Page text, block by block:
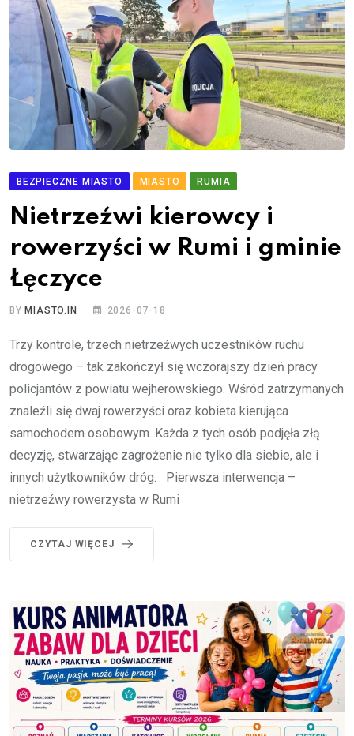
BEZPIECZNE MIASTO MIASTO RUMIA
Nietrzeźwi kierowcy i
rowerzyści w Rumi i gminie
Łęczyce
BY MIASTO.IN 2026-07-18
Trzy kontrole, trzech nietrzeźwych uczestników ruchu
drogowego – tak zakończył się wczorajszy dzień pracy
policjantów z powiatu wejherowskiego. Wśród zatrzymanych
znaleźli się dwaj rowerzyści oraz kobieta kierująca
samochodem osobowym. Każda z tych osób podjęła złą
decyzję, stwarzając zagrożenie nie tylko dla siebie, ale i
innych użytkowników dróg. Pierwsza interwencja –
nietrzeźwy rowerzysta w Rumi
CZYTAJ WIĘCEJ